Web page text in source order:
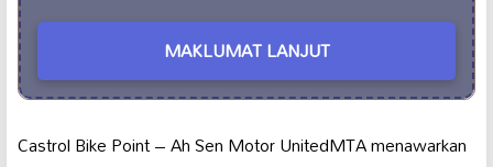
MAKLUMAT LANJUT
Castrol Bike Point – Ah Sen Motor UnitedMTA menawarkan